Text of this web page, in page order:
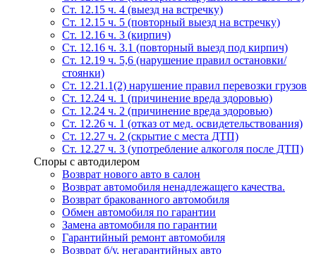
Ст. 12.15 ч. 4 (выезд на встречку)
Ст. 12.15 ч. 5 (повторный выезд на встречку)
Ст. 12.16 ч. 3 (кирпич)
Ст. 12.16 ч. 3.1 (повторный выезд под кирпич)
Ст. 12.19 ч. 5,6 (нарушение правил остановки/
стоянки)
Ст. 12.21.1(2) нарушение правил перевозки грузов
Ст. 12.24 ч. 1 (причинение вреда здоровью)
Ст. 12.24 ч. 2 (причинение вреда здоровью)
Ст. 12.26 ч. 1 (отказ от мед. освидетельствования)
Ст. 12.27 ч. 2 (скрытие с места ДТП)
Ст. 12.27 ч. 3 (употребление алкоголя после ДТП)
Споры с автодилером
Возврат нового авто в салон
Возврат автомобиля ненадлежащего качества.
Возврат бракованного автомобиля
Обмен автомобиля по гарантии
Замена автомобиля по гарантии
Гарантийный ремонт автомобиля
Возврат б/у, негарантийных авто